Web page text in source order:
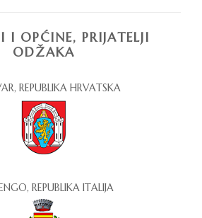
I OPĆINE, PRIJATELJI
ODŽAKA
REPUBLIKA HRVATSKA
REPUBLIKA ITALIJA